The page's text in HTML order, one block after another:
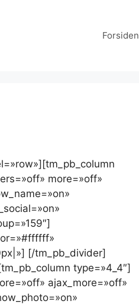
Forsiden
more=»off»
[/tm_pb_divider]
type=»4_4″]
ajax_more=»off»